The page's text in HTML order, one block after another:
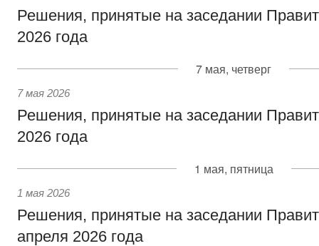
Решения, принятые на заседании
2026 года
7 мая, четверг
7 мая 2026
Решения, принятые на заседании
2026 года
1 мая, пятница
1 мая 2026
Решения, принятые на заседании
апреля 2026 года